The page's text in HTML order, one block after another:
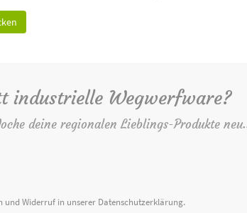
industrielle Wegwerfware?
deine regionalen Lieblings-Produkte
und Widerruf in unserer Datenschutzerklärung.